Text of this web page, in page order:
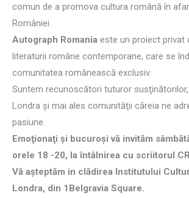
comun de a promova cultura română în
României.
Autograph Romania este un proiect privat
literaturii române contemporane, care se
comunitatea românească exclusiv.
Suntem recunoscători tuturor
Londra şi mai ales comunităţii căreia ne
pasiune.
Emoţionaţi şi bucuroşi vă invităm
orele 18 -20, la întâlnirea cu scriitorul
Vă aşteptăm in clădirea Institutului
Londra, din 1Belgravia Square.